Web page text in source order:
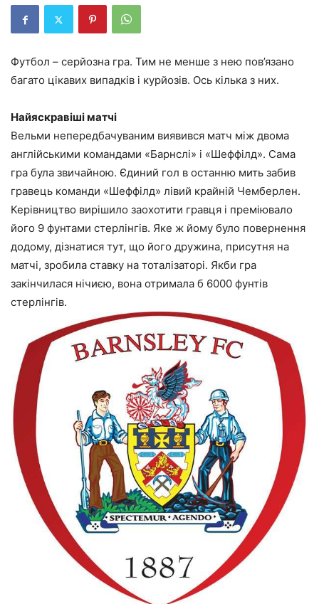
Футбол – серйозна гра. Тим не менше з нею пов’язано
багато цікавих випадків і курйозів. Ось кілька з них.
Найяскравіші матчі
Вельми непередбачуваним виявився матч між двома
англійськими командами «Барнслі» і «Шеффілд». Сама
гра була звичайною. Єдиний гол в останню мить забив
гравець команди «Шеффілд» лівий крайній Чемберлен.
Керівництво вирішило заохотити гравця і преміювало
його 9 фунтами стерлінгів. Яке ж йому було повернення
додому, дізнатися тут, що його дружина, присутня на
матчі, зробила ставку на тоталізаторі. Якби гра
закінчилася нічиєю, вона отримала б 6000 фунтів
стерлінгів.